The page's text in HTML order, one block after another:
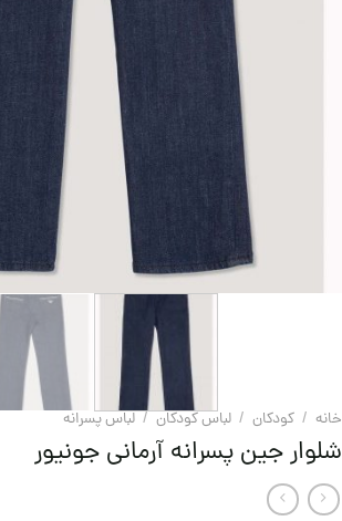
خانه / کودکان / لباس کودکان / لباس پسرانه
شلوار جین پسرانه آرمانی جونیور